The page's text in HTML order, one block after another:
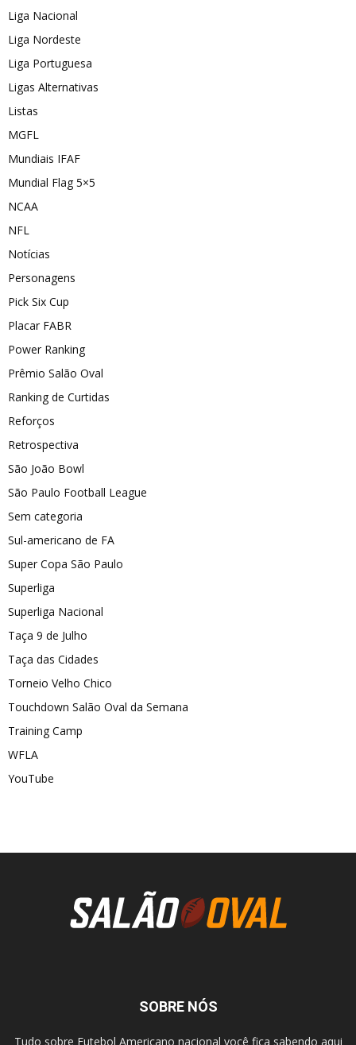
Liga Nacional
Liga Nordeste
Liga Portuguesa
Ligas Alternativas
Listas
MGFL
Mundiais IFAF
Mundial Flag 5×5
NCAA
NFL
Notícias
Personagens
Pick Six Cup
Placar FABR
Power Ranking
Prêmio Salão Oval
Ranking de Curtidas
Reforços
Retrospectiva
São João Bowl
São Paulo Football League
Sem categoria
Sul-americano de FA
Super Copa São Paulo
Superliga
Superliga Nacional
Taça 9 de Julho
Taça das Cidades
Torneio Velho Chico
Touchdown Salão Oval da Semana
Training Camp
WFLA
YouTube
SOBRE NÓS
Tudo sobre Futebol Americano nacional você fica sabendo aqui